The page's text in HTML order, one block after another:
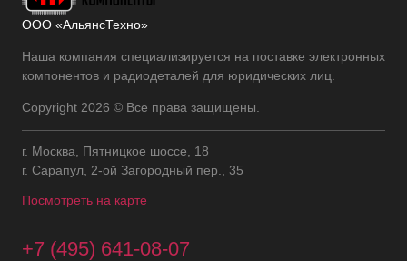
ООО «АльянсТехно»
Наша компания специализируется на поставке электронных
компонентов и радиодеталей для юридических лиц.
Copyright 2026 © Все права защищены.
г. Москва, Пятницкое шоссе, 18
г. Сарапул, 2-ой Загородный пер., 35
Посмотреть на карте
+7 (495) 641-08-07